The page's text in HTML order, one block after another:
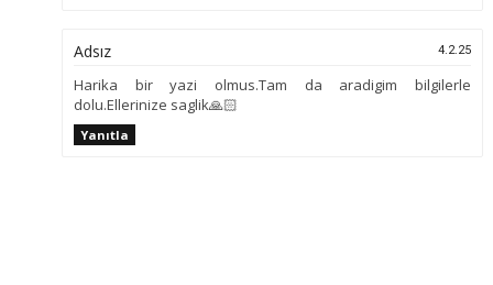
Adsız 4.2.25
Harika bir yazi olmus.Tam da aradigim bilgilerle
dolu.Ellerinize saglik🙏🏻
Yanıtla